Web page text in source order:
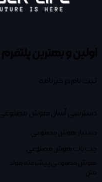
اولین و بهترین پلتفرم
ثبت نام در خبرنامه
دسترسی آسان هوش
دستیار هوش مصنوعی
چت بات هوش مصنوعی
هوش مصنوعی پیشرفته مولد
متن